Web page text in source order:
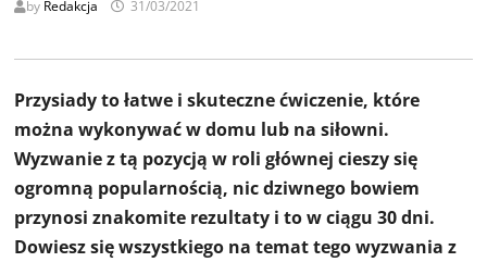
by Redakcja 31/03/2021
Przysiady to łatwe i skuteczne ćwiczenie, które
można wykonywać w domu lub na siłowni.
Wyzwanie z tą pozycją w roli głównej cieszy się
ogromną popularnością, nic dziwnego bowiem
przynosi znakomite rezultaty i to w ciągu 30 dni.
Dowiesz się wszystkiego na temat tego wyzwania z